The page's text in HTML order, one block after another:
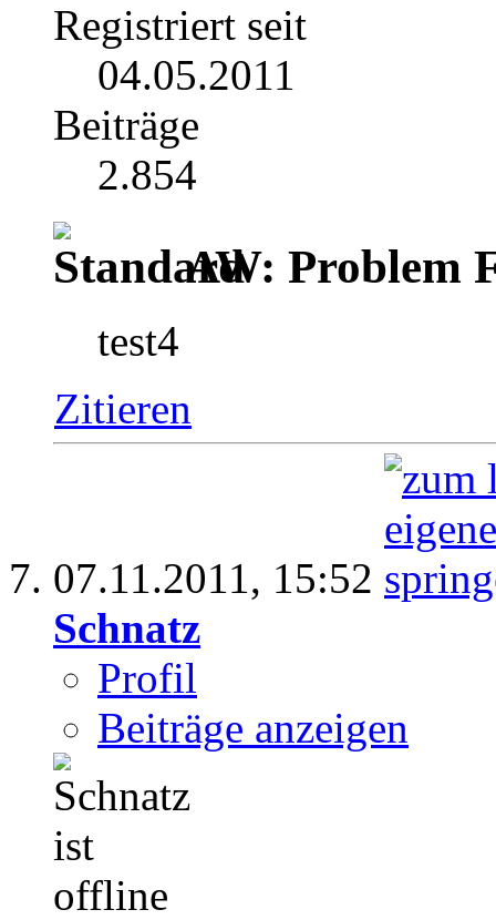
Registriert seit
04.05.2011
Beiträge
2.854
AW: Problem
test4
Zitieren
07.11.2011, 15:52
Schnatz
Profil
Beiträge anzeigen